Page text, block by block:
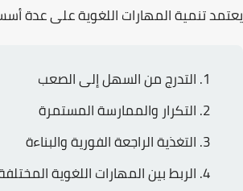
يعتمد تنميةالمهارات اللغويةعلى عدة
التدرجمن السهل إلى الصعب
التكرار والممارسة المستمرة
التغذية الراجعةالفورية والبناءة
الربطبين المهارات اللغوية